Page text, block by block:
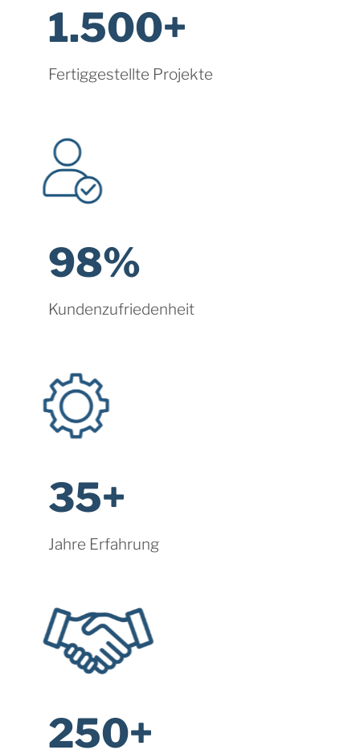
1.500+
Fertiggestellte Projekte
98%
Kundenzufriedenheit
35+
Jahre Erfahrung
250+